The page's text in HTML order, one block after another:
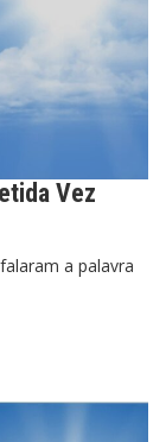
Vez
a palavra